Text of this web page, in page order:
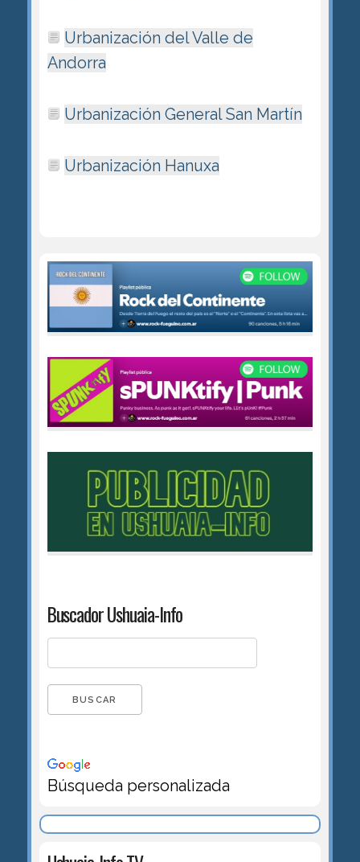
Urbanización del Valle de
Andorra
Urbanización General San Martín
Urbanización Hanuxa
Buscador Ushuaia-Info
Búsqueda personalizada